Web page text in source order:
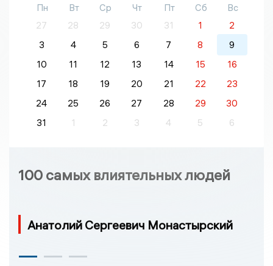
Пн Вт Ср Чт Пт Сб
Вс
27
28 29 30 31 1
2
3
4 5 6 7 8
9
10
11 12 13 14 15
16
17
18 19 20 21 22
23
24
25 26 27 28 29
30
31
1 2 3 4 5 6
100 самых влиятельных людей
Анатолий Сергеевич Монастырский